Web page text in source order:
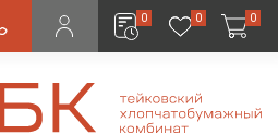
0 0 0